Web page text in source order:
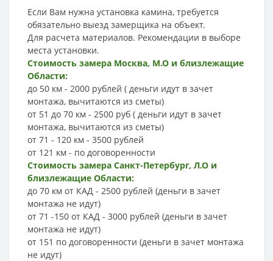
Если Вам нужна установка камина, требуется
обязательно выезд замерщика на объект.
Для расчета материалов. Рекомендации в выборе
места установки.
Стоимость замера Москва, М.О и близлежащие
Области:
до 50 км - 2000 рублей ( деньги идут в зачет
монтажа, вычитаются из сметы)
от 51 до 70 км - 2500 руб ( деньги идут в зачет
монтажа, вычитаются из сметы)
от 71 - 120 км - 3500 рублей
от 121 км - по договоренности
Стоимость замера Санкт-Петербург, Л.О и
близлежащие Области:
до 70 км от КАД - 2500 рублей (деньги в зачет
монтажа не идут)
от 71 -150 от КАД - 3000 рублей (деньги в зачет
монтажа не идут)
от 151 по договоренности (деньги в зачет монтажа
не идут)